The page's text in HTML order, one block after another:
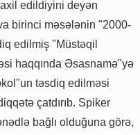
edildiyini deyən
birinci məsələnin "2000-
edilmiş "Müstəqil
haqqında Əsasnamə"yə
təsdiq edilməsi
çatdırıb. Spiker
bağlı olduğuna görə,